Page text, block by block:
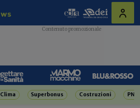
Superbonus Costruzioni